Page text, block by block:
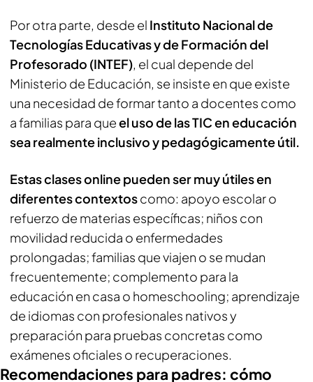
Por otra parte, desde el Instituto Nacional de
Tecnologías Educativas y de Formación del
Profesorado (INTEF), el cual depende del
Ministerio de Educación, se insiste en que existe
una necesidad de formar tanto a docentes como
a familias para queel uso de las TIC en educación
sea realmente inclusivo y pedagógicamente útil.
Estas clases online pueden ser muy útiles en
diferentes contextoscomo: apoyo escolar o
refuerzo de materias específicas; niños con
movilidad reducida o enfermedades
prolongadas; familias que viajen o se mudan
frecuentemente; complemento para la
educación en casa o homeschooling; aprendizaje
de idiomas con profesionales nativos y
preparación para pruebas concretas como
exámenes oficiales o recuperaciones.
Recomendaciones para padres: cómo